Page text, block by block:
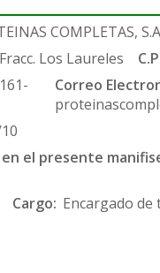
COMPLETAS,
Fracc. Los Laureles
Correo
el presente
Cargo: Encargado de